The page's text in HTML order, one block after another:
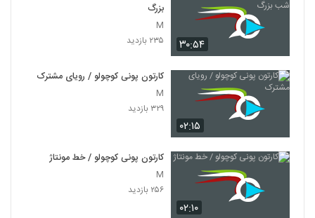
۳۰:۵۴
بزرگ
M
۲۳۵ بازدید
۰۲:۱۵
کارتون پونی کوچولو / رویای مشترک
M
۳۲۹ بازدید
۰۲:۱۰
کارتون پونی کوچولو / خط مونتاژ
M
۲۵۶ بازدید